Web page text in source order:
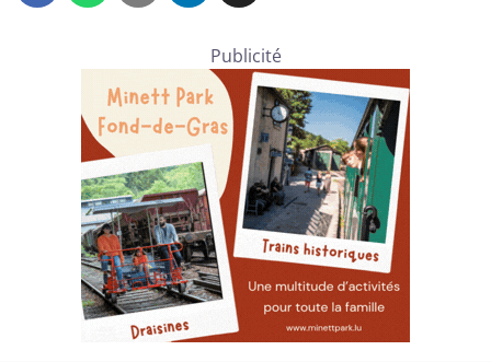
Publicité